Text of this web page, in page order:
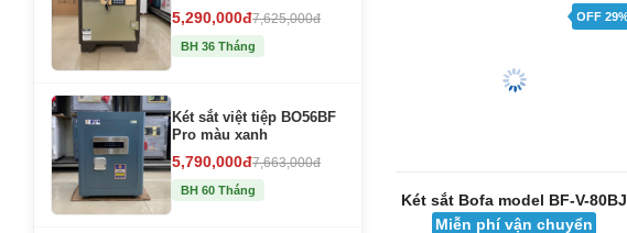
5,290,000đ7,625,000đ
BH 36 Tháng
Két sắt việt tiệp BO56BF
Pro màu xanh
5,790,000đ7,663,000đ
BH 60 Tháng
19,500,000